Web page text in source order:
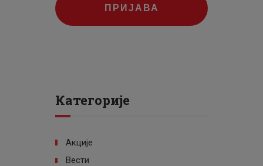
ПРИЈАВА
Категорије
Акције
Вести